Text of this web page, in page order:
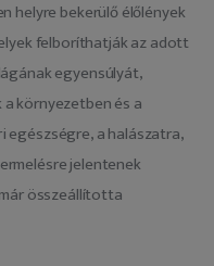
helyre bekerülő élőlények
felboríthatják az adott
egyensúlyát,
környezetben és a
egészségre, a halászatra,
jelentenek
összeállította